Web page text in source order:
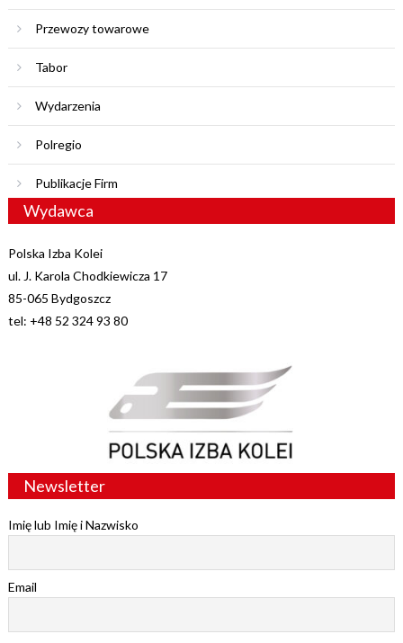
Przewozy towarowe
Tabor
Wydarzenia
Polregio
Publikacje Firm
Wydawca
Polska Izba Kolei
ul. J. Karola Chodkiewicza 17
85-065 Bydgoszcz
tel: +48 52 324 93 80
Newsletter
Imię lub Imię i Nazwisko
Email